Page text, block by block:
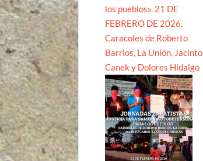
los pueblos». 21 DE
FEBRERO DE 2026,
Caracoles de Roberto
Barrios, La Unión, Jacinto
Canek y Dolores Hidalgo